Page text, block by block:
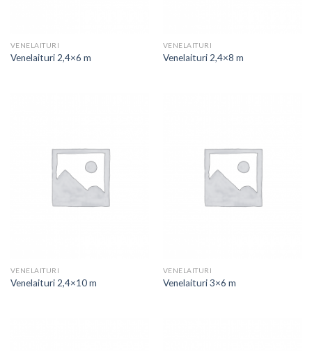
VENELAITURI
Venelaituri 2,4×6 m
VENELAITURI
Venelaituri 2,4×8 m
VENELAITURI
Venelaituri 2,4×10 m
VENELAITURI
Venelaituri 3×6 m